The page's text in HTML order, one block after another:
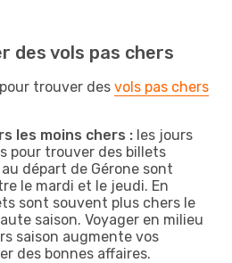
des vols pas chers
trouver des vols pas chers
les moins chers : les jours
pour trouver des billets
départ de Gérone sont
le mardi et le jeudi. En
sont souvent plus chers le
saison. Voyager en milieu
saison augmente vos
des bonnes affaires.